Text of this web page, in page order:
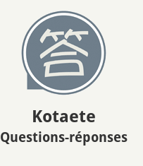
Kotaete
Questions-réponses